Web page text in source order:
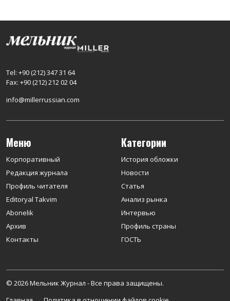
Tel: +90 (212) 347 31 64
Fax: +90 (212) 212 02 04
info@millerrussian.com
Меню
Корпоративный
Редакция журнала
Профиль читателя
Editoryal Takvim
Abonelik
Архив
Контакты
Категории
История обложки
Новости
Статья
Анализ рынка
Интервью
Профиль страны
ГОСТЬ
© 2026 Мельник Журнал - Все права защищены.